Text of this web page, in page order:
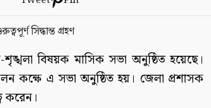
বিষয়ক মাসিক সভা অনুষ্ঠিত হয়েছে।
কক্ষে এ সভা অনুষ্ঠিত হয়। জেলা প্রশাসক
করেন।